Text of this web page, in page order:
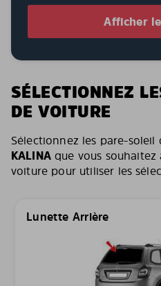
Afficher
SÉLECTIONNEZ
DE VOITURE
Sélectionnez les pare-
KALINAque vous souhaitez
voiture pour utiliser les
Lunette Arrière